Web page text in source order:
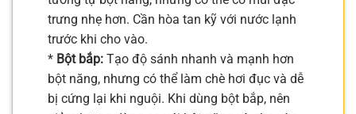
trưng nhẹ hơn. Cần hòa tan kỹ với nước lạnh
trước khi cho vào.
* Bột bắp: Tạo độ sánh nhanh và mạnh hơn
bột năng, nhưng có thể làm chè hơi đục và dễ
bị cứng lại khi nguội. Khi dùng bột bắp, nên